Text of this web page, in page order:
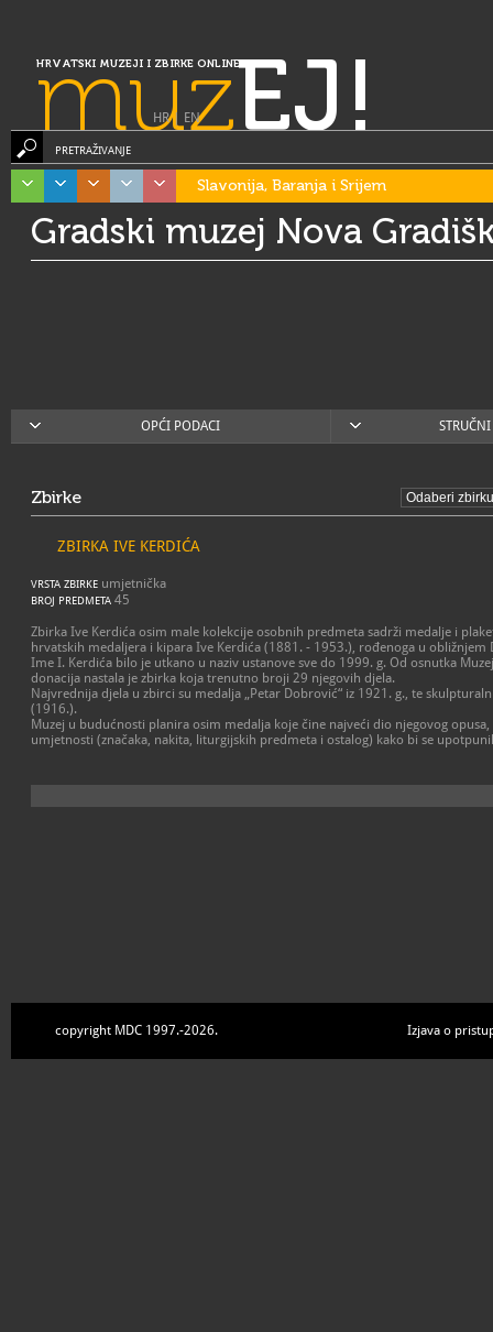
HRVATSKI MUZEJI I ZBIRKE ONLINE
muzEJ!
HR| EN
PRETRAŽIVANJE
Slavonija, Baranja i Srijem
Gradski muzej Nova
OPĆI PODACI
Zbirke
ZBIRKA IVE KERDIĆA
VRSTA ZBIRKE umjetnička
BROJ PREDMETA 45
Zbirka Ive Kerdića osim male kolekcije osobnih predmeta sadrži medalje i
hrvatskih medaljera i kipara Ive Kerdića (1881. - 1953.), rođenoga u obližnjem
Ime I. Kerdića bilo je utkano u naziv ustanove sve do 1999. g. Od osnutka
donacija nastala je zbirka koja trenutno broji 29 njegovih djela.
Najvrednija djela u zbirci su medalja „Petar Dobrović“ iz 1921. g., te
(1916.).
Muzej u budućnosti planira osim medalja koje čine najveći dio njegovog
umjetnosti (značaka, nakita, liturgijskih predmeta i ostalog) kako bi se
copyright MDC 1997.-2026. Izjava o